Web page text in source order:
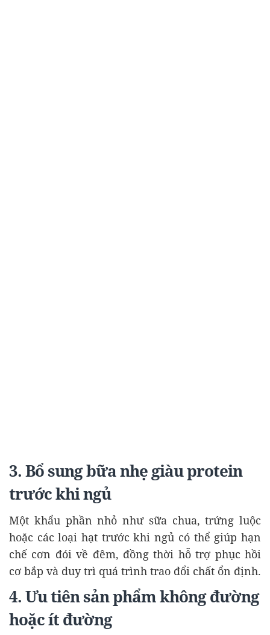
3. Bổ sung bữa nhẹ giàu protein
trước khi ngủ
Một khẩu phần nhỏ như sữa chua, trứng luộc
hoặc các loại hạt trước khi ngủ có thể giúp hạn
chế cơn đói về đêm, đồng thời hỗ trợ phục hồi
cơ bắp và duy trì quá trình trao đổi chất ổn định.
4. Ưu tiên sản phẩm không đường
hoặc ít đường